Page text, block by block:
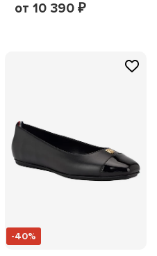
от 10 390 ₽
-40%